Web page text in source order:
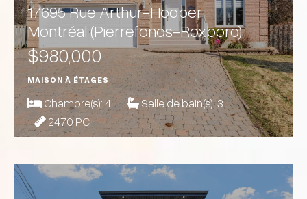
17695 Rue Arthur-Hooper
Montréal (Pierrefonds-Roxboro)
$980,000
MAISON À ÉTAGES
Chambre(s):4 Salle de bain(s):3
2470 PC